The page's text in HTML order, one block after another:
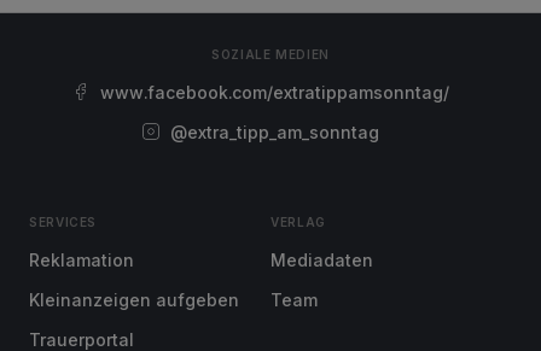
SOZIALE MEDIEN
www.facebook.com/extratippamsonntag/
@extra_tipp_am_sonntag
SERVICES
Reklamation
Kleinanzeigen aufgeben
Trauerportal
VERLAG
Mediadaten
Team